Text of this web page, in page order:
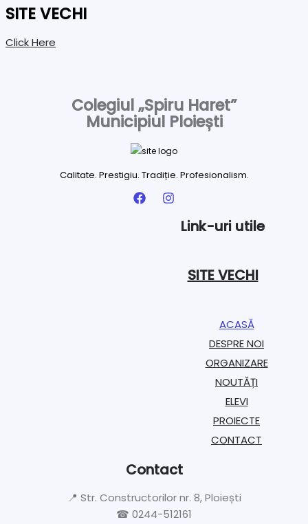
SITE VECHI
Click Here
Colegiul „Spiru Haret”
Municipiul Ploiești
Calitate. Prestigiu. Tradiție. Profesionalism.
Link-uri utile
SITE VECHI
ACASĂ
DESPRE NOI
ORGANIZARE​
NOUTĂȚI
ELEVI
PROIECTE​
CONTACT
Contact
📍 Str. Constructorilor nr. 8, Ploiești
☎ 0244-512161